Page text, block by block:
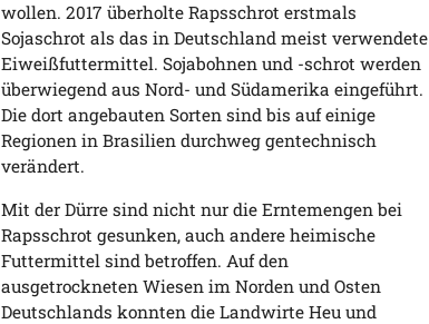
wollen. 2017 überholte Rapsschrot erstmals
Sojaschrot als das in Deutschland meist verwendete
Eiweißfuttermittel. Sojabohnen und -schrot werden
überwiegend aus Nord- und Südamerika eingeführt.
Die dort angebauten Sorten sind bis auf einige
Regionen in Brasilien durchweg gentechnisch
verändert.
Mit der Dürre sind nicht nur die Erntemengen bei
Rapsschrot gesunken, auch andere heimische
Futtermittel sind betroffen. Auf den
ausgetrockneten Wiesen im Norden und Osten
Deutschlands konnten die Landwirte Heu und